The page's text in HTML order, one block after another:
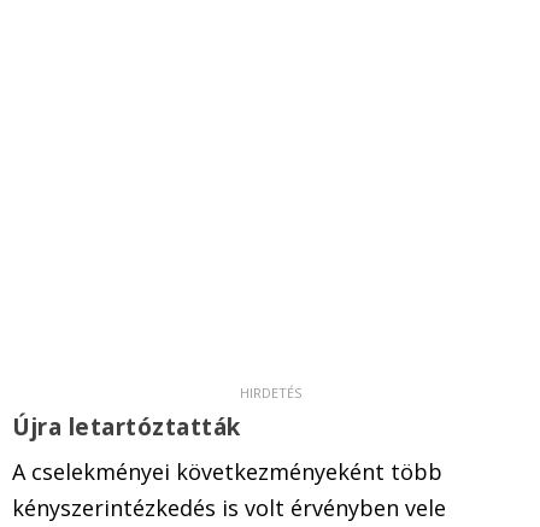
Újra letartóztatták
A cselekményei következményeként több
kényszerintézkedés is volt érvényben vele